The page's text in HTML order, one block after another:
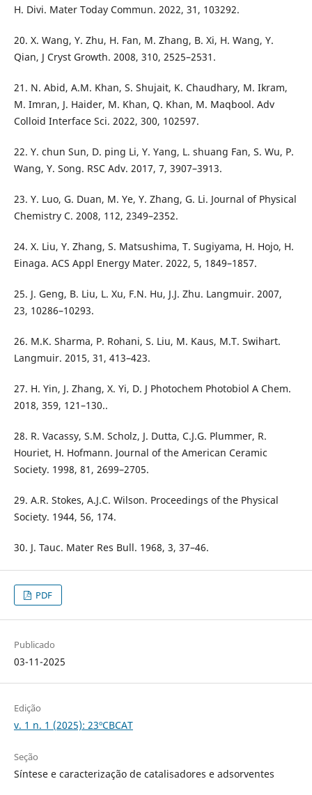
H. Divi. Mater Today Commun. 2022, 31, 103292.
20. X. Wang, Y. Zhu, H. Fan, M. Zhang, B. Xi, H. Wang, Y.
Qian, J Cryst Growth. 2008, 310, 2525–2531.
21. N. Abid, A.M. Khan, S. Shujait, K. Chaudhary, M. Ikram,
M. Imran, J. Haider, M. Khan, Q. Khan, M. Maqbool. Adv
Colloid Interface Sci. 2022, 300, 102597.
22. Y. chun Sun, D. ping Li, Y. Yang, L. shuang Fan, S. Wu, P.
Wang, Y. Song. RSC Adv. 2017, 7, 3907–3913.
23. Y. Luo, G. Duan, M. Ye, Y. Zhang, G. Li. Journal of Physical
Chemistry C. 2008, 112, 2349–2352.
24. X. Liu, Y. Zhang, S. Matsushima, T. Sugiyama, H. Hojo, H.
Einaga. ACS Appl Energy Mater. 2022, 5, 1849–1857.
25. J. Geng, B. Liu, L. Xu, F.N. Hu, J.J. Zhu. Langmuir. 2007,
23, 10286–10293.
26. M.K. Sharma, P. Rohani, S. Liu, M. Kaus, M.T. Swihart.
Langmuir. 2015, 31, 413–423.
27. H. Yin, J. Zhang, X. Yi, D. J Photochem Photobiol A Chem.
2018, 359, 121–130..
28. R. Vacassy, S.M. Scholz, J. Dutta, C.J.G. Plummer, R.
Houriet, H. Hofmann. Journal of the American Ceramic
Society. 1998, 81, 2699–2705.
29. A.R. Stokes, A.J.C. Wilson. Proceedings of the Physical
Society. 1944, 56, 174.
30. J. Tauc. Mater Res Bull. 1968, 3, 37–46.
PDF
Publicado
03-11-2025
Edição
v. 1 n. 1 (2025): 23ºCBCAT
Seção
Síntese e caracterização de catalisadores e adsorventes